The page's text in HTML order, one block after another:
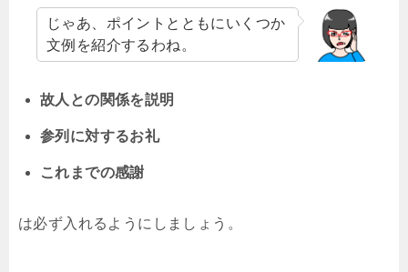
じゃあ、ポイントとともにいくつか
文例を紹介するわね。
故人との関係を説明
参列に対するお礼
これまでの感謝
は必ず入れるようにしましょう。